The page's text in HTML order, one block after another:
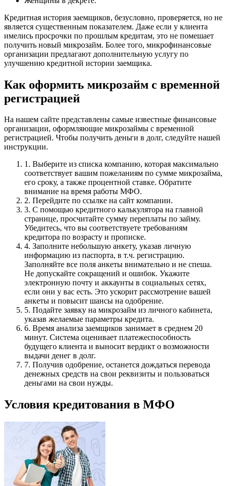
Кредитная история заемщиков, безусловно, проверяется, но не
является существенным показателем. Даже если у клиента
имелись просрочки по прошлым кредитам, это не помешает
получить новый микрозайм. Более того, микрофинансовые
организации предлагают дополнительную услугу по
улучшению кредитной истории заемщика.
Как оформить микрозайм с временной
регистрацией
На нашем сайте представлены самые известные финансовые
организации, оформляющие микрозаймы с временной
регистрацией. Чтобы получить деньги в долг, следуйте нашей
инструкции.
1. Выберите из списка компанию, которая максимально
соответствует вашим пожеланиям по сумме микрозайма,
его сроку, а также процентной ставке. Обратите
внимание на время работы МФО.
2. Перейдите по ссылке на сайт компании.
3. С помощью кредитного калькулятора на главной
странице, просчитайте сумму переплаты по займу.
Убедитесь, что вы соответствуете требованиям
кредитора по возрасту и прописке.
4. Заполните небольшую анкету, указав личную
информацию из паспорта, в т.ч. регистрацию.
Заполняйте все поля анкеты внимательно и не спеша.
Не допускайте сокращений и ошибок. Укажите
электронную почту и аккаунты в социальных сетях,
если они у вас есть. Это ускорит рассмотрение вашей
анкеты и повысит шансы на одобрение.
5. Подайте заявку на микрозайм из личного кабинета,
указав желаемые параметры кредита.
6. Время анализа заемщиков занимает в среднем 20
минут. Система оценивает платежеспособность
будущего клиента и выносит вердикт о возможности
выдачи денег в долг.
7. Получив одобрение, останется дождаться перевода
денежных средств на свои реквизиты и пользоваться
деньгами на свои нужды.
Условия кредитования в МФО